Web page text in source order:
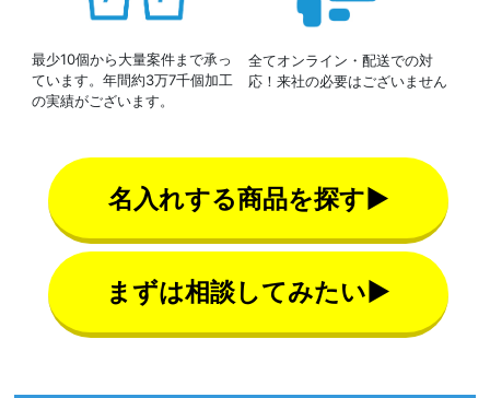
最少10個から大量案件まで承っ
ています。年間約3万7千個加工
の実績がございます。
全てオンライン・配送での対
応！来社の必要はございません
名入れする商品を探す▶
まずは相談してみたい▶